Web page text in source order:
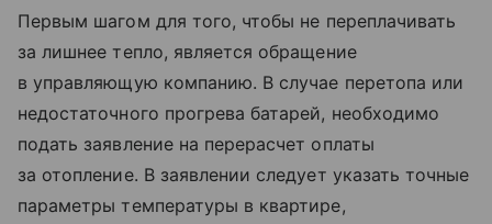
Первым шагом для того, чтобы не переплачивать
за лишнее тепло, является обращение
в управляющую компанию. В случае перетопа или
недостаточного прогрева батарей, необходимо
подать заявление на перерасчет оплаты
за отопление. В заявлении следует указать точные
параметры температуры в квартире,